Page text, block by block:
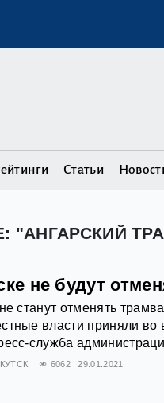
Статьи
"АНГАРСКИЙ
не будут
станут отменять
власти приняли во
служба
6062 29.01.2021